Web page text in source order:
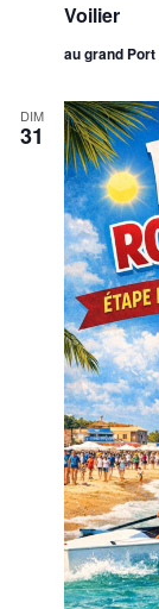
Voilier
au grand Port
DIM
31